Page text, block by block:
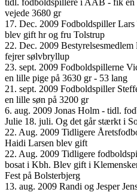
vejede 3680 gr
17. Dec. 2009 Fodboldspiller
blev gift hr og fru Tolstrup
22. Dec. 2009
fejrer sølvbryllup
23. sept. 2009 Fodboldspillerne
en lille pige på 3630 gr - 53 lang
21. sept. 2009 Fodboldspiller
en lille søn på 3200 gr
6. aug. 2009 Jonas Holm - tidl.
Julie 18. juli. Og det går stærkt i
22. Aug. 2009 Tidligere
Haidi Larsen blev gift
22. Aug. 2009 Tidligere
bosat i Kbh. Blev gift i
Fest på Bolsterbjerg
13. aug. 2009 Randi og Jesper